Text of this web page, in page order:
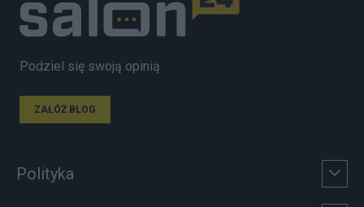
Podziel się swoją opinią
ZAŁÓŻ BLOG
Polityka